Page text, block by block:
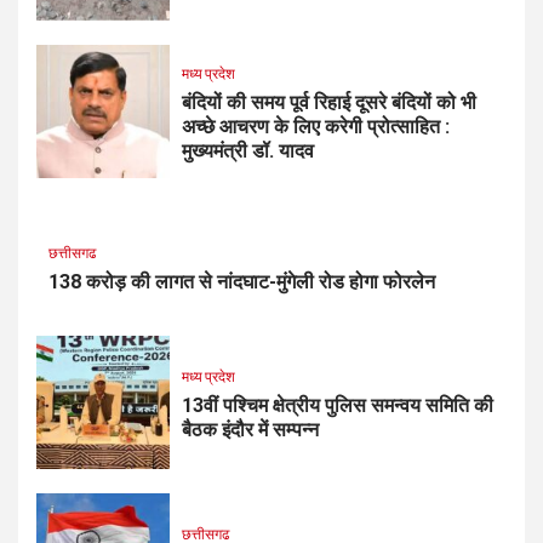
मध्य प्रदेश
बंदियों की समय पूर्व रिहाई दूसरे बंदियों को भी
अच्छे आचरण के लिए करेगी प्रोत्साहित :
मुख्यमंत्री डॉ. यादव
छत्तीसगढ
138 करोड़ की लागत से नांदघाट-मुंगेली रोड होगा फोरलेन
मध्य प्रदेश
13वीं पश्चिम क्षेत्रीय पुलिस समन्वय समिति की
बैठक इंदौर में सम्पन्न
छत्तीसगढ